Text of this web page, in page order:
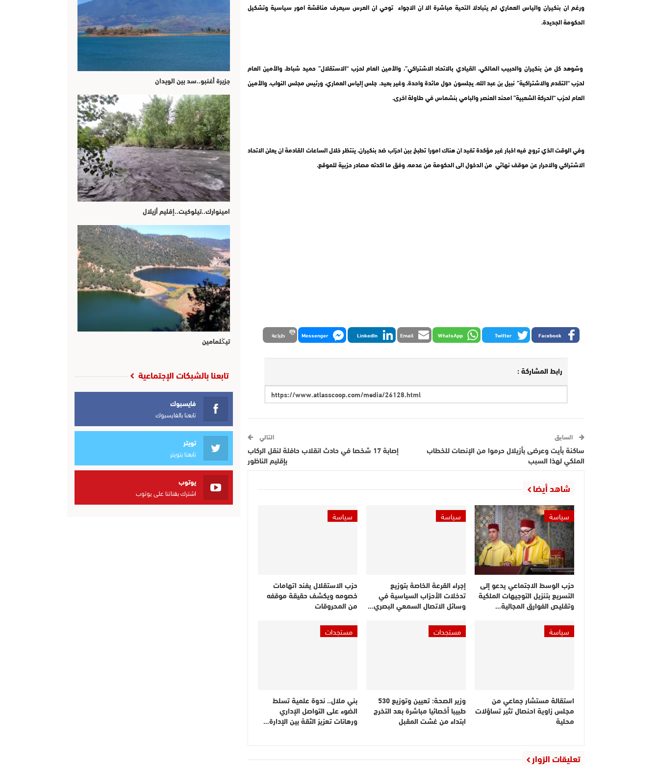
ورغم ان بنكيران والياس العماري لم يتبادلا التحية مباشرة الا ان الاجواء توحي ان العرس سيعرف مناقشة امور سياسية وتشكيل
الحكومة الجديدة.
وشوهد كل من بنكيران والحبيب المالكي، القيادي بالاتحاد الاشتراكي”، والأمين العام لحزب “الاستقلال” حميد شباط، والأمين العام
لحزب “التقدم والاشتراكية” نبيل بن عبد الله، يجلسون حول مائدة واحدة. وغير بعيد، جلس إلياس العماري، ورئيس مجلس النواب، والأمين
العام لحزب “الحركة الشعبية” امحند العنصر والبامي بنشماس في طاولة اخرى.
وفي الوقت الذي تروج فيه اخبار غير مؤكدة تفيد ان هناك امورا تطبخ بين احزاب ضد بنكيران، ينتظر خلال الساعات القادمة ان يعلن الاتحاد
الاشتراكي والاحرار عن موقف نهائي من الدخول الى الحكومة من عدمه، وفق ما اكدته مصادر حزبية للموقع.
Facebook
Twitter
WhatsApp
Email
LinkedIn
Messenger طباعة
رابط المشاركة :
السابق
ساكنة بأيت وعرضى بأزيلال حرموا من الإنصات للخطاب
الملكي لهذا السبب
التالي
إصابة 17 شخصا في حادث انقلاب حافلة لنقل الركاب
بإقليم الناظور
شاهد أيضا
سياسة
حزب الوسط الاجتماعي يدعو إلى
التسريع بتنزيل التوجيهات الملكية
وتقليص الفوارق المجالية…
سياسة
إجراء القرعة الخاصة بتوزيع
تدخلات الأحزاب السياسية في
وسائل الاتصال السمعي البصري…
سياسة
حزب الاستقلال يفند اتهامات
خصومه ويكشف حقيقة موقفه
من المحروقات
سياسة
استقالة مستشار جماعي من
مجلس زاوية احنصال تثير تساؤلات
محلية
مستجدات
وزير الصحة: تعيين وتوزيع 530
طبيبا أخصائيا مباشرة بعد التخرج
ابتداء من غشت المقبل
مستجدات
بني ملال.. ندوة علمية تسلط
الضوء على التواصل الإداري
ورهانات تعزيز الثقة بين الإدارة…
تعليقات الزوار
جزيرة أغنبو..سد بين الويدان
امينوارك..تيلوكيت..إقليم أزيلال
تيڭلمامين
تابعنا بالشبكات الإجتماعية
فايسبوك
تابعنا بالفايسبوك
تويتر
تابعنا بتويتر
يوتوب
اشترك بقناتنا على يوتوب